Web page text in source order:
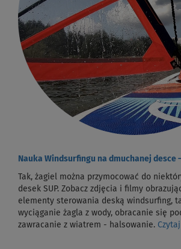
Nauka Windsurfingu na dmuchanej desce
Tak, żagiel można przymocować do
desek SUP. Zobacz zdjęcia i filmy
elementy sterowania deską windsurfing,
wyciąganie żagla z wody, obracanie się
zawracanie z wiatrem - halsowanie.